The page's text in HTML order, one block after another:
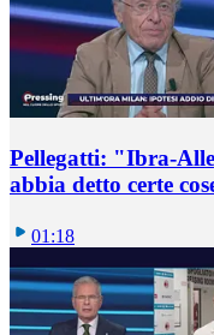
Pellegatti: "Ibra-
abbia detto certe
01:18